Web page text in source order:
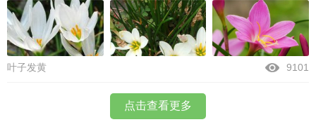
叶子发黄 9101
点击查看更多